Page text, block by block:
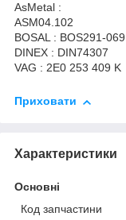
AsMetal :
ASM04.102
BOSAL : BOS291-069
DINEX : DIN74307
VAG : 2E0 253 409 K
Приховати
Характеристики
Основні
Код запчастини